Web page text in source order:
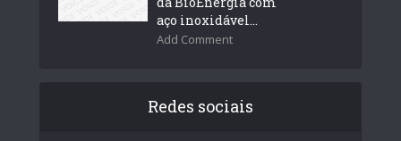
aço inoxidável...
Add Comment
Redes sociais